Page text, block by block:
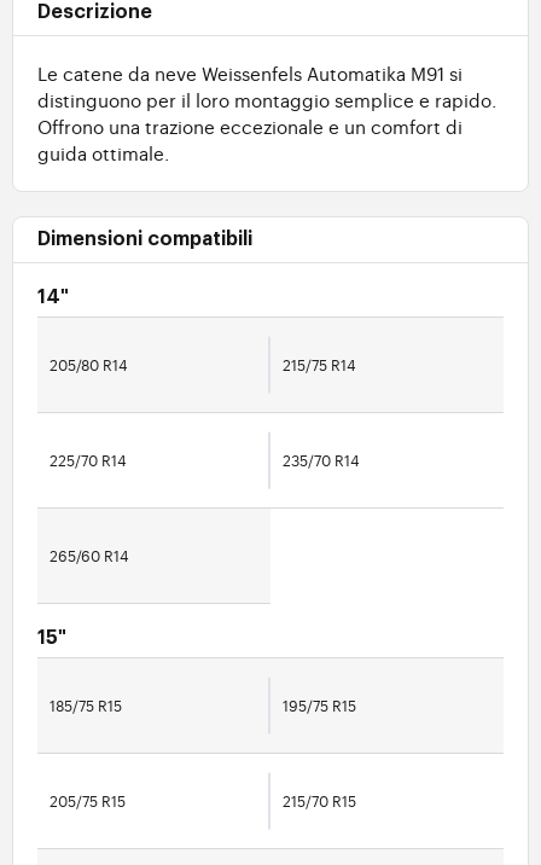
Descrizione
Le catene da neve Weissenfels Automatika M91 si
distinguono per il loro montaggio semplice e rapido.
Offrono una trazione eccezionale e un comfort di
guida ottimale.
Dimensioni compatibili
14"
205/80 R14 215/75 R14
225/70 R14 235/70 R14
265/60 R14
15"
185/75 R15 195/75 R15
205/75 R15 215/70 R15